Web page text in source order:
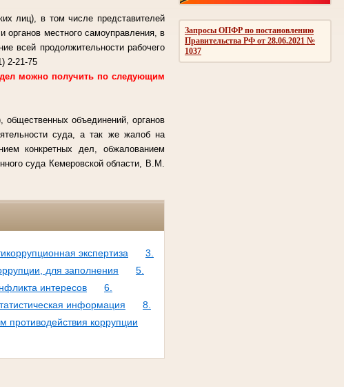
Запросы ОПФР по постановлению
Правительства РФ от 28.06.2021 №
1037
лиц), в том числе представителей
органов местного самоуправления, в
всей продолжительности рабочего
2-21-75
можно получить по следующим
общественных объединений, органов
суда, а так же жалоб на
конкретных дел, обжалованием
суда Кемеровской области, В.М.
экспертиза
3.
для заполнения
5.
интересов
6.
информация
8.
коррупции